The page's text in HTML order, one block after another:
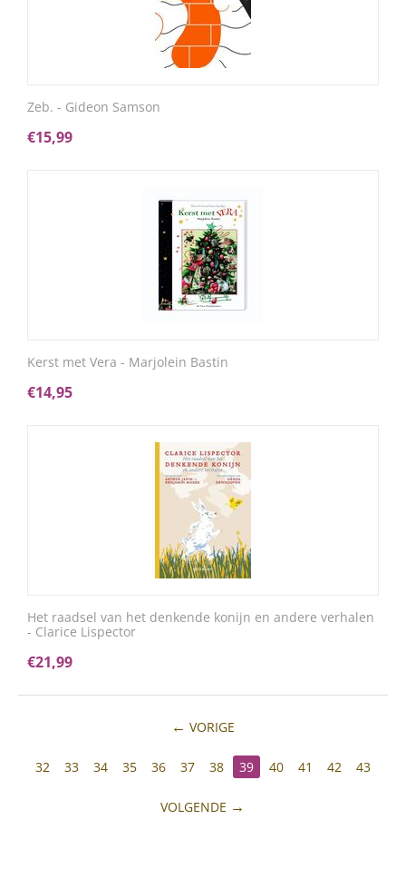
Zeb. - Gideon Samson
€15,99
Kerst met Vera - Marjolein Bastin
€14,95
Het raadsel van het denkende konijn en andere verhalen
- Clarice Lispector
€21,99
VORIGE
32 33 34 35 36 37 38 39 40 41 42 43
VOLGENDE